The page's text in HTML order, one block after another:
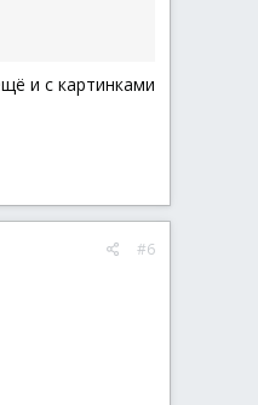
и с картинками
#6